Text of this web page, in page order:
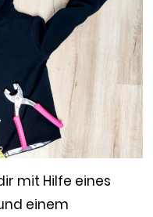
mit Hilfe eines
einem